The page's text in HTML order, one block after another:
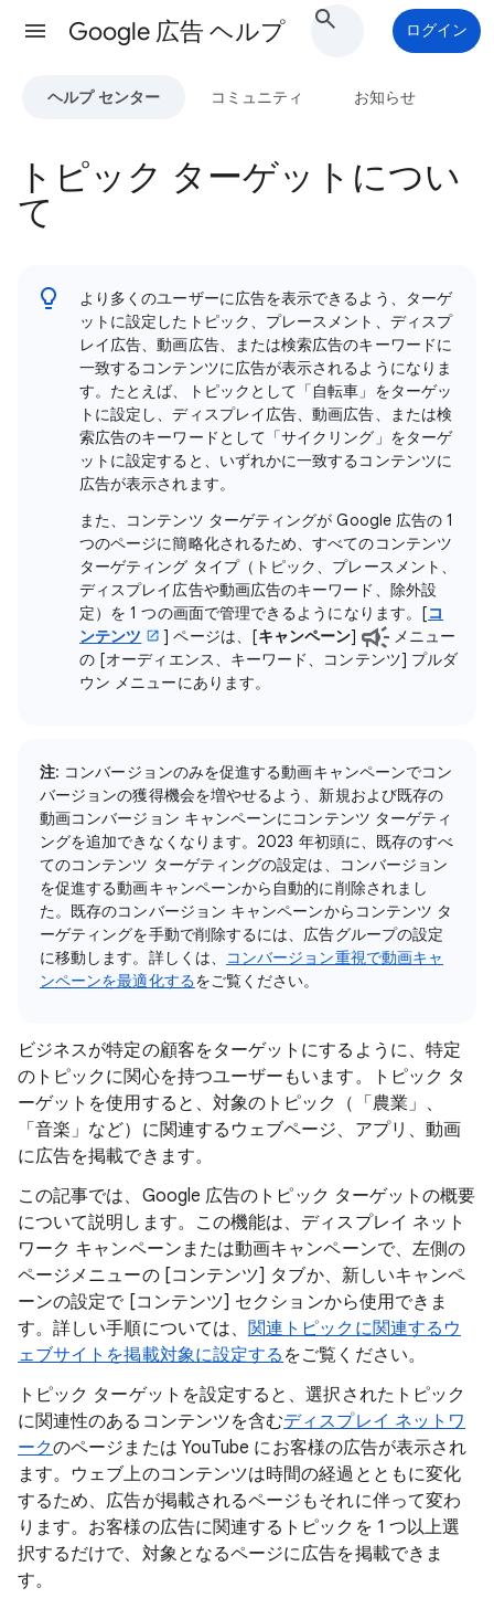
Google 広告 ヘルプ ログイン
ヘルプ センター コミュニティ お知らせ
トピック ターゲットについ
て
より多くのユーザーに広告を表示できるよう、ターゲ
ットに設定したトピック、プレースメント、ディスプ
レイ広告、動画広告、または検索広告のキーワードに
一致するコンテンツに広告が表示されるようになりま
す。たとえば、トピックとして「自転車」をターゲッ
トに設定し、ディスプレイ広告、動画広告、または検
索広告のキーワードとして「サイクリング」をターゲ
ットに設定すると、いずれかに一致するコンテンツに
広告が表示されます。
また、コンテンツ ターゲティングが Google 広告の 1
つのページに簡略化されるため、すべてのコンテンツ
ターゲティング タイプ（トピック、プレースメント、
ディスプレイ広告や動画広告のキーワード、除外設
定）を 1 つの画面で管理できるようになります。[コ
ンテンツ
] ページは、[キャンペーン]
メニュー
の [オーディエンス、キーワード、コンテンツ] プルダ
ウン メニューにあります。
注: コンバージョンのみを促進する動画キャンペーンでコン
バージョンの獲得機会を増やせるよう、新規および既存の
動画コンバージョン キャンペーンにコンテンツ ターゲティ
ングを追加できなくなります。2023 年初頭に、既存のすべ
てのコンテンツ ターゲティングの設定は、コンバージョン
を促進する動画キャンペーンから自動的に削除されまし
た。既存のコンバージョン キャンペーンからコンテンツ タ
ーゲティングを手動で削除するには、広告グループの設定
に移動します。詳しくは、
コンバージョン重視で動画キャ
ンペーンを最適化するをご覧ください。
ビジネスが特定の顧客をターゲットにするように、特定
のトピックに関心を持つユーザーもいます。トピック タ
ーゲットを使用すると、対象のトピック（「農業」、
「音楽」など）に関連するウェブページ、アプリ、動画
に広告を掲載できます。
この記事では、Google 広告のトピック ターゲットの概要
について説明します。この機能は、ディスプレイ ネット
ワーク キャンペーンまたは動画キャンペーンで、左側の
ページメニューの [コンテンツ] タブか、新しいキャンペ
ーンの設定で [コンテンツ] セクションから使用できま
す。詳しい手順については、 関連トピックに関連するウ
ェブサイトを掲載対象に設定する をご覧ください。
トピック ターゲットを設定すると、選択されたトピック
に関連性のあるコンテンツを含むディスプレイ ネットワ
ークのページまたは YouTube にお客様の広告が表示され
ます。ウェブ上のコンテンツは時間の経過とともに変化
するため、広告が掲載されるページもそれに伴って変わ
ります。お客様の広告に関連するトピックを 1 つ以上選
択するだけで、対象となるページに広告を掲載できま
す。